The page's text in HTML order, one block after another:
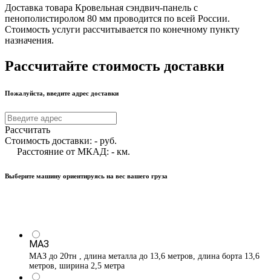
Доставка товара Кровельная сэндвич-панель с
пенополистиролом 80 мм проводится по всей России.
Стоимость услуги рассчитывается по конечному пункту
назначения.
Рассчитайте стоимость доставки
Пожалуйста, введите адрес доставки
Рассчитать
Стоимость доставки: - руб.
Расстояние от МКАД: - км.
Выберите машину ориентируясь на вес вашего груза
МАЗ
МАЗ до 20тн , длина металла до 13,6 метров, длина борта 13,6
метров, ширина 2,5 метра